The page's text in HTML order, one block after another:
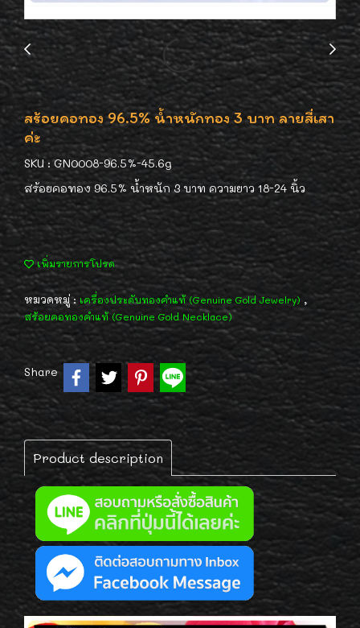
สร้อยคอทอง 96.5% น้ำหนักทอง 3 บาท ลายสี่เสา
ค่ะ
SKU : GN0008-96.5%-45.6g
สร้อยคอทอง 96.5% น้ำหนัก 3 บาท ความยาว 18-24 นิ้ว
เพิ่มรายการโปรด
หมวดหมู่ : เครื่องประดับทองคำแท้ (Genuine Gold Jewelry) ,
สร้อยคอทองคำแท้ (Genuine Gold Necklace)
Share
Product description